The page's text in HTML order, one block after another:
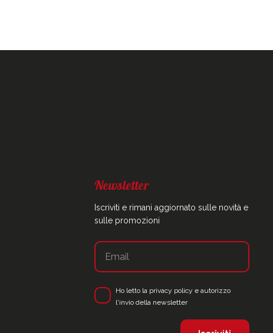
Newsletter
Iscriviti e rimani aggiornato sulle novità e
sulle promozioni
Ho letto la privacy policy e autorizzo
l'invio della newsletter